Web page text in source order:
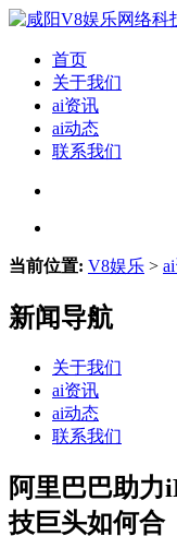
首页
关于我们
ai资讯
ai动态
联系我们
当前位置: V8娱乐 >
新闻导航
关于我们
ai资讯
ai动态
联系我们
阿里巴巴助力
技巨头如何合